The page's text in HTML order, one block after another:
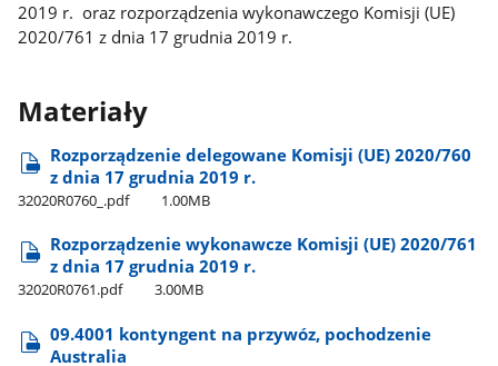
2019 r. oraz rozporządzenia wykonawczego Komisji (UE)
2020/761 z dnia 17 grudnia 2019 r.
Materiały
Rozporządzenie delegowane Komisji (UE) 2020/760
z dnia 17 grudnia 2019 r.
32020R0760​_.pdf 1.00MB
Rozporządzenie wykonawcze Komisji (UE) 2020/761
z dnia 17 grudnia 2019 r.
32020R0761.pdf 3.00MB
09.4001 kontyngent na przywóz, pochodzenie
Australia